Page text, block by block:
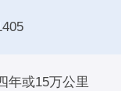
年或15万公里